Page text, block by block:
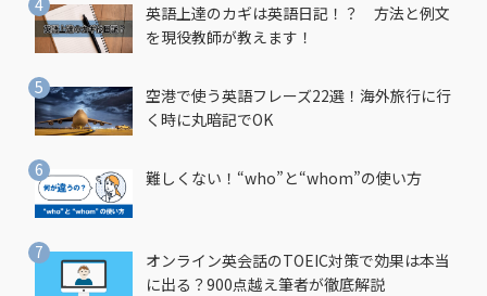
英語上達のカギは英語日記！？ 方法と例文
を現役教師が教えます！
空港で使う英語フレーズ22選！海外旅行に行
く時に丸暗記でOK
難しくない！“who”と“whom”の使い方
オンライン英会話のTOEIC対策で効果は本当
に出る？900点越え筆者が徹底解説